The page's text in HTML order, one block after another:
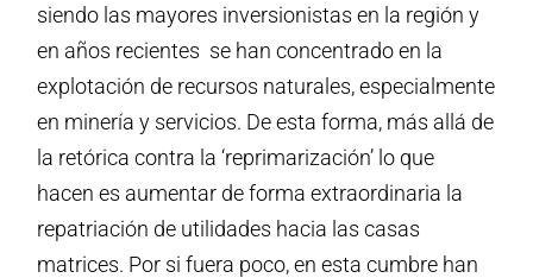
siendo las mayores inversionistas en la región y
en años recientes se han concentrado en la
explotación de recursos naturales, especialmente
en minería y servicios. De esta forma, más allá de
la retórica contra la ‘reprimarización’ lo que
hacen es aumentar de forma extraordinaria la
repatriación de utilidades hacia las casas
matrices. Por si fuera poco, en esta cumbre han